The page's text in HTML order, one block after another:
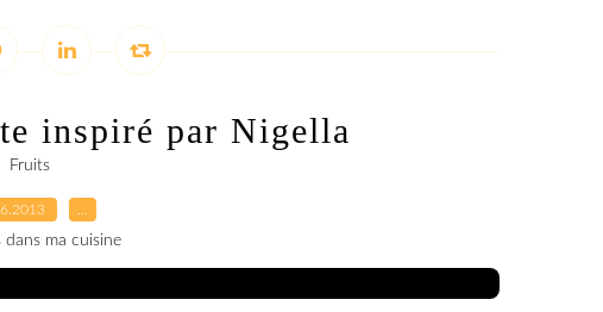
inspiré par Nigella
Fruits
dans ma cuisine